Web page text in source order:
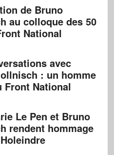
de Bruno
au colloque des 50
National
avec
: un homme
Front National
Le Pen et Bruno
rendent hommage